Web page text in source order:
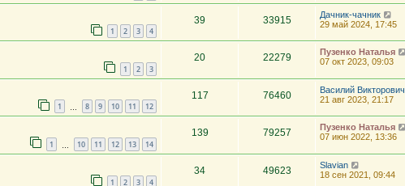
1 2 3 4
39 33915
Дачник-чачник
29 май 2024, 17:45
1 2 3
20 22279
Пузенко Наталья
07 окт 2023, 09:03
1 8 9 10 11 12
117 76460
Василий Викторович
21 авг 2023, 21:17
1 10 11 12 13 14
139 79257
Пузенко Наталья
07 июн 2022, 13:36
1 2 3 4
34 49623
Slavian
18 сен 2021, 09:44